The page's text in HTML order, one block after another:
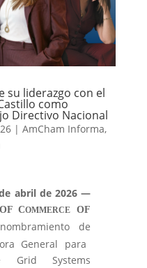
su liderazgo con el
como
Directivo Nacional
| AmCham Informa,
abril de 2026—
COMMERCE OF
de
General para
Grid Systems